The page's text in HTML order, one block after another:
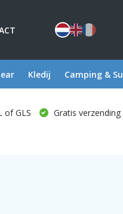
Kledij Camping &
of GLS Gratis